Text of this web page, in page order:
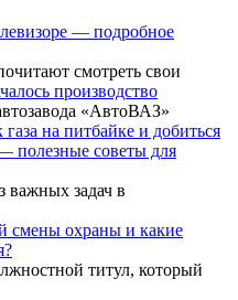
— подробное
смотреть свои
производство
«АвтоВАЗ»
на питбайке и добиться
полезные советы для
важных задач в
смены охраны и какие
титул, который